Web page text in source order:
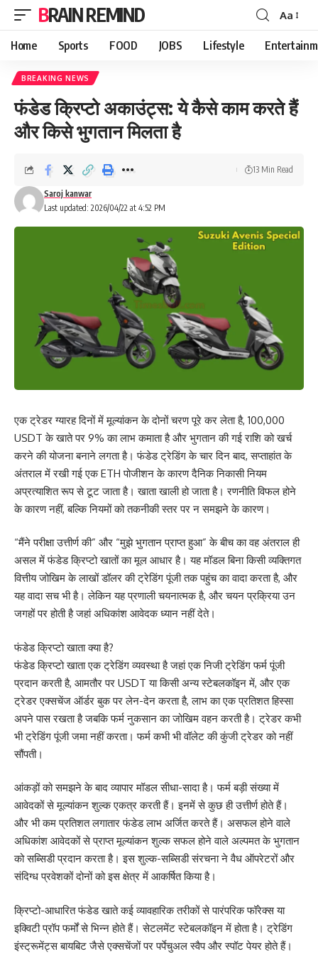
BRAIN REMIND
Font
Resizer
Aa
Home Sports FOOD JOBS Lifestyle
BREAKING NEWS
फंडेड क्रिप्टो अकाउंट्स: ये कैसे काम करते हैं
और किसे भुगतान मिलता है
Last updated: 2026/04/22 at 4:52 PM
Saroj kanwar
13 Min Read
एक ट्रेडर ग्यारह दिनों में मूल्यांकन के दोनों चरण पूरे कर लेता है, 100,000
USDT के खाते पर 9% का लाभ कमाता है और भुगतान की गई राशि को खर्च
करने की योजना बनाने लगता है। फंडेड ट्रेडिंग के चार दिन बाद, सप्ताहांत के
अंतराल में रखी गई एक ETH पोजीशन के कारण दैनिक निकासी नियम
अप्रत्याशित रूप से टूट जाता है। खाता खाली हो जाता है। रणनीति विफल होने
के कारण नहीं, बल्कि नियमों को तकनीकी स्तर पर न समझने के कारण।
“मैंने परीक्षा उत्तीर्ण की” और “मुझे भुगतान प्राप्त हुआ” के बीच का वह अंतराल ही
असल में फंडेड क्रिप्टो खातों का मूल आधार है। यह मॉडल बिना किसी व्यक्तिगत
वित्तीय जोखिम के लाखों डॉलर की ट्रेडिंग पूंजी तक पहुंच का वादा करता है, और
यह वादा सच भी है। लेकिन यह प्रणाली चयनात्मक है, और चयन प्रक्रिया उन
जगहों पर होती है जहां अधिकांश आवेदक ध्यान नहीं देते।
फंडेड क्रिप्टो खाता क्या है?
फंडेड क्रिप्टो खाता एक ट्रेडिंग व्यवस्था है जहां एक निजी ट्रेडिंग फर्म पूंजी
प्रदान करती है, आमतौर पर USDT या किसी अन्य स्टेबलकॉइन में, और एक
ट्रेडर एक्सचेंज ऑर्डर बुक पर लेन-देन करता है, लाभ का एक प्रतिशत हिस्सा
अपने पास रखता है जबकि फर्म नुकसान का जोखिम वहन करती है। ट्रेडर कभी
भी ट्रेडिंग पूंजी जमा नहीं करता। फर्म कभी भी वॉलेट की कुंजी ट्रेडर को नहीं
सौंपती।
आंकड़ों को समझने के बाद व्यापार मॉडल सीधा-सादा है। फर्म बड़ी संख्या में
आवेदकों से मूल्यांकन शुल्क एकत्र करती हैं। इनमें से कुछ ही उत्तीर्ण होते हैं।
और भी कम प्रतिशत लगातार फंडेड लाभ अर्जित करते हैं। असफल होने वाले
अधिकांश आवेदकों से प्राप्त मूल्यांकन शुल्क सफल होने वाले अल्पमत के भुगतान
को सब्सिडी प्रदान करता है। इस शुल्क-सब्सिडी संरचना ने वैध ऑपरेटरों और
संदिग्ध प्रवेशकों दोनों को इस क्षेत्र में आकर्षित किया है।
क्रिप्टो-आधारित फंडेड खाते कई व्यावहारिक तरीकों से पारंपरिक फॉरेक्स या
इक्विटी प्रॉप फर्मों से भिन्न होते हैं। सेटलमेंट स्टेबलकॉइन में होता है। ट्रेडिंग
इंस्ट्रूमेंट्स बायबिट जैसे एक्सचेंजों पर पर्पेचुअल स्वैप और स्पॉट पेयर होते हैं।